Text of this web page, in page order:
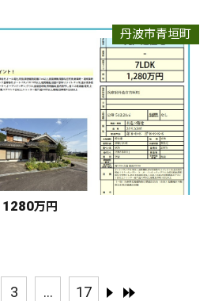
丹波市青垣町
1280万円
3 ... 17